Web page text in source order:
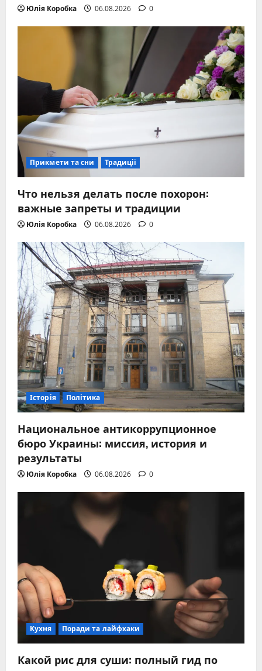
Юлія Коробка 06.08.2026 0
Прикмети та сни Традиції
Что нельзя делать после похорон:
важные запреты и традиции
Юлія Коробка 06.08.2026 0
Історія Політика
Национальное антикоррупционное
бюро Украины: миссия, история и
результаты
Юлія Коробка 06.08.2026 0
Кухня Поради та лайфхаки
Какой рис для суши: полный гид по